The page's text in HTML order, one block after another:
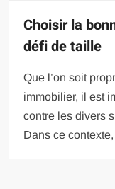
Choisir la
défi de taille
Que l’on soit
immobilier, il est
contre les divers
Dans ce